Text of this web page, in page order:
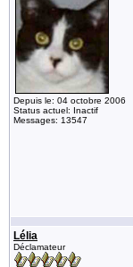
Depuis le: 04 octobre 2006
Status actuel: Inactif
Messages: 13547
Lélia
Déclamateur